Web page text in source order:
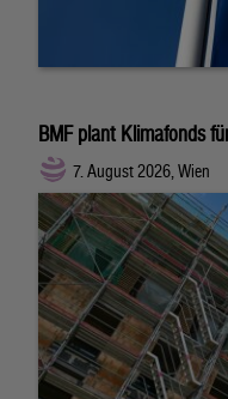
BMF plant Klimafonds
7. August 2026, Wien